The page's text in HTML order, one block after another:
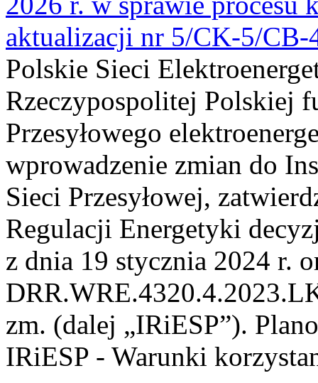
aktualizacji nr 5/CK-5/CB-
Polskie Sieci
Rzeczypospolitej Polskiej
Przesyłowego
wprowadzenie zmian do
Sieci Przesyłowej,
Regulacji Energetyki
z dnia 19 stycznia 2024 r.
zm. (dalej „IRiESP”).
IRiESP - Warunki